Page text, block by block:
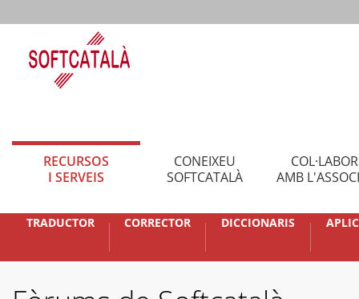
RECURSOS
I SERVEIS
CONEIXEU
SOFTCATALÀ
AMB
TRADUCTOR CORRECTOR DICCIONARIS